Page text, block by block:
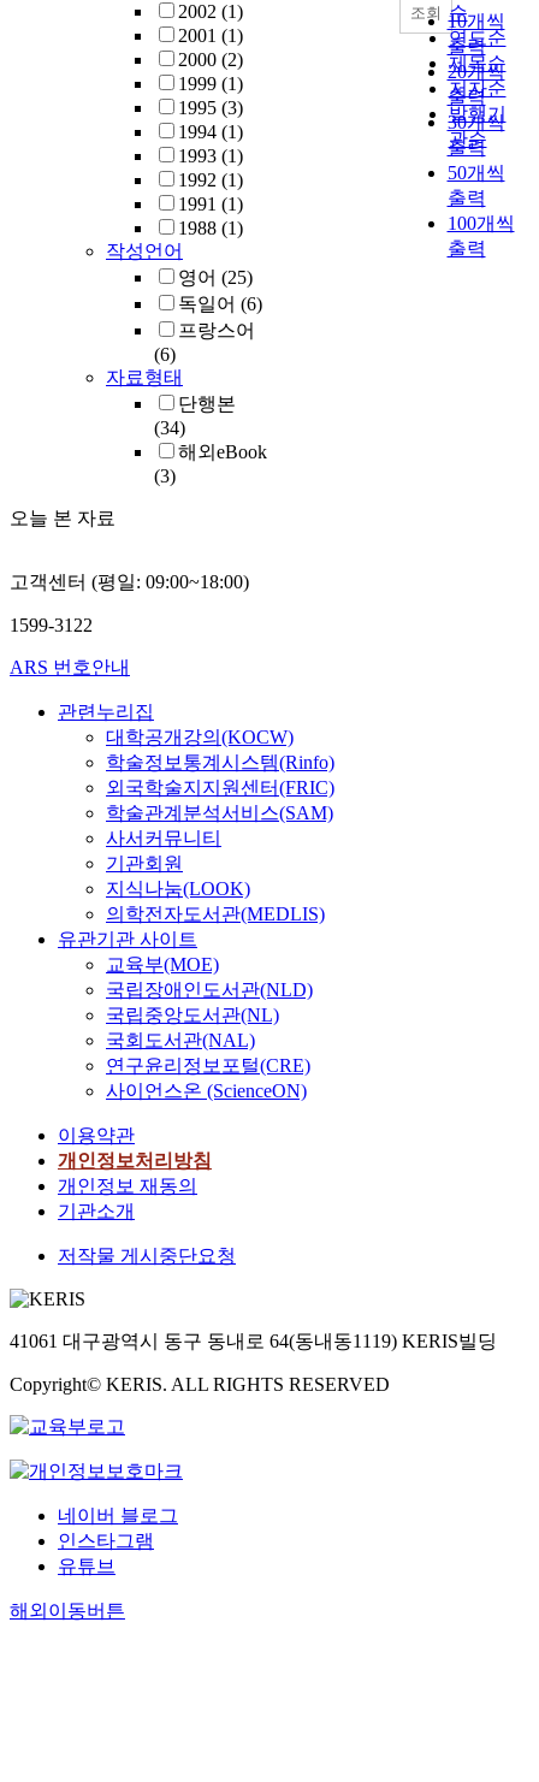
2002 (1)
2001 (1)
2000 (2)
1999 (1)
1995 (3)
1994 (1)
1993 (1)
1992 (1)
1991 (1)
1988 (1)
작성언어
영어 (25)
독일어 (6)
프랑스어
(6)
자료형태
단행본
(34)
해외eBook
(3)
오늘 본 자료
순
연도순
제목순
저자순
발행기
관순
10개씩
출력
20개씩
출력
30개씩
출력
50개씩
출력
100개씩
출력
조회
고객센터 (평일: 09:00~18:00)
1599-3122
ARS 번호안내
관련누리집
대학공개강의(KOCW)
학술정보통계시스템(Rinfo)
외국학술지지원센터(FRIC)
학술관계분석서비스(SAM)
사서커뮤니티
기관회원
지식나눔(LOOK)
의학전자도서관(MEDLIS)
유관기관 사이트
교육부(MOE)
국립장애인도서관(NLD)
국립중앙도서관(NL)
국회도서관(NAL)
연구윤리정보포털(CRE)
사이언스온 (ScienceON)
이용약관
개인정보처리방침
개인정보 재동의
기관소개
저작물 게시중단요청
41061 대구광역시 동구 동내로 64(동내동1119) KERIS빌딩
Copyright© KERIS. ALL RIGHTS RESERVED
네이버 블로그
인스타그램
유튜브
해외이동버튼